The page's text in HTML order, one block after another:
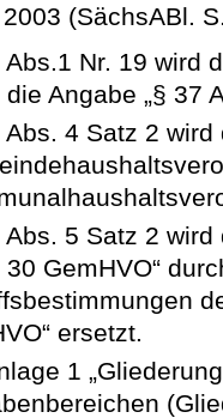
(SächsABl.
Abs.1 Nr. 19 wird
Angabe „§ 37
Abs. 4 Satz 2 wird
Abs. 5 Satz 2
30 GemHVO“
ersetzt.
1